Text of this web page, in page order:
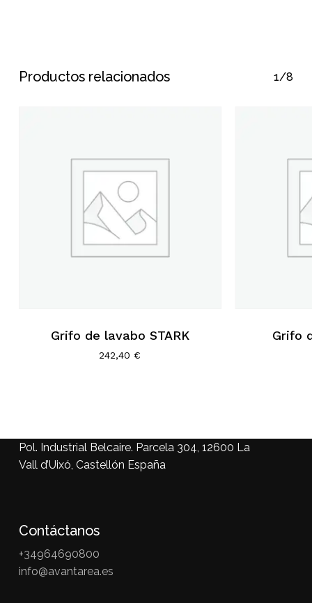
Productos relacionados 1/8
Grifo de lavabo STARK
242,40€
Grifo
Pol. Industrial Belcaire. Parcela 304, 12600 La
Vall d’Uixó, Castellón España
Contáctanos
+34964690800
info@avantarea.es